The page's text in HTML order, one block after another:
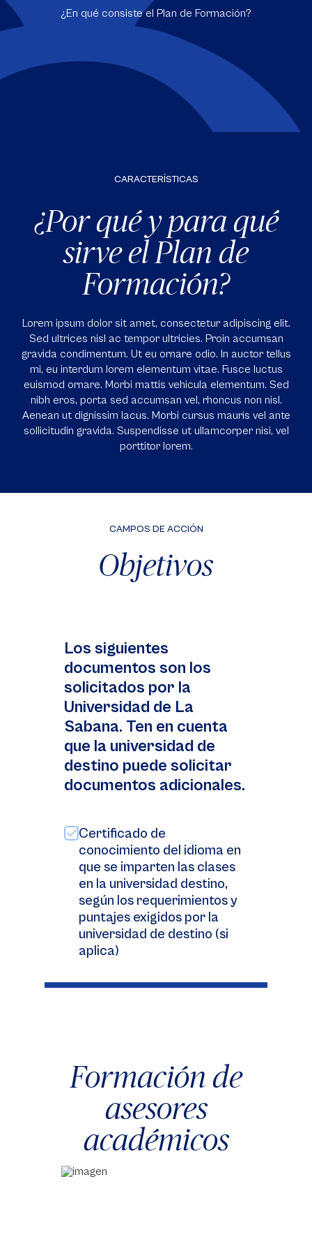
¿En qué consiste el Plan de Formación?
CARACTERÍSTICAS
¿Por qué y para qué
sirve el Plan de
Formación?
Lorem ipsum dolor sit amet, consectetur adipiscing elit.
Sed ultrices nisl ac tempor ultricies. Proin accumsan
gravida condimentum. Ut eu ornare odio. In auctor tellus
mi, eu interdum lorem elementum vitae. Fusce luctus
euismod ornare. Morbi mattis vehicula elementum. Sed
nibh eros, porta sed accumsan vel, rhoncus non nisl.
Aenean ut dignissim lacus. Morbi cursus mauris vel ante
sollicitudin gravida. Suspendisse ut ullamcorper nisi, vel
porttitor lorem.
CAMPOS DE ACCIÓN
Objetivos
Los siguientes
documentos son los
solicitados por la
Universidad de La
Sabana. Ten en cuenta
que la universidad de
destino puede solicitar
documentos adicionales.
Certificado de
conocimiento del idioma en
que se imparten las clases
en la universidad destino,
según los requerimientos y
puntajes exigidos por la
universidad de destino (si
aplica)
Formación de
asesores
académicos